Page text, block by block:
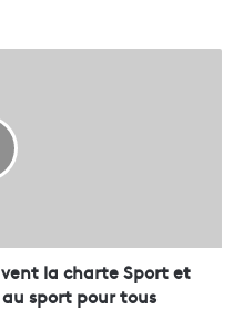
la charte Sport et
sport pour tous